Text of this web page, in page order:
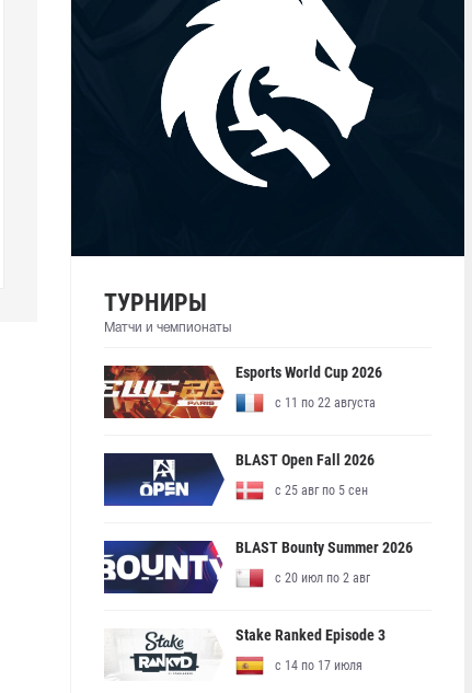
ТУРНИРЫ
Матчи и чемпионаты
Esports World Cup 2026
с 11 по 22 августа
BLAST Open Fall 2026
с 25 авг по 5 сен
BLAST Bounty Summer 2026
с 20 июл по 2 авг
Stake Ranked Episode 3
с 14 по 17 июля